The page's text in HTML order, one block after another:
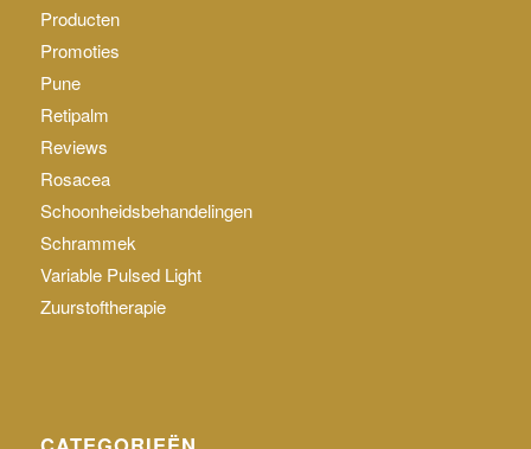
Producten
Promoties
Pune
Retipalm
Reviews
Rosacea
Schoonheidsbehandelingen
Schrammek
Variable Pulsed Light
Zuurstoftherapie